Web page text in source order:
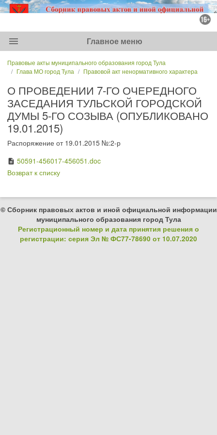
menu Главное меню
Правовые акты муниципального образования город Тула
Глава МО город Тула
Правовой акт ненормативного характера
О ПРОВЕДЕНИИ 7-ГО ОЧЕРЕДНОГО
ЗАСЕДАНИЯ ТУЛЬСКОЙ ГОРОДСКОЙ
ДУМЫ 5-ГО СОЗЫВА (ОПУБЛИКОВАНО
19.01.2015)
Распоряжение от 19.01.2015 №:2-р
description 50591-456017-456051.doc
Возврат к списку
© Сборник правовых актов и иной официальной информации
муниципального образования город Тула
Регистрационный номер и дата принятия решения о
регистрации: серия Эл № ФС77-78690 от 10.07.2020